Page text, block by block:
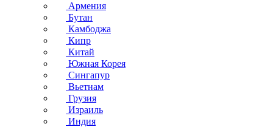
Армения
Бутан
Камбоджа
Кипр
Китай
Южная Корея
Сингапур
Вьетнам
Грузия
Израиль
Индия